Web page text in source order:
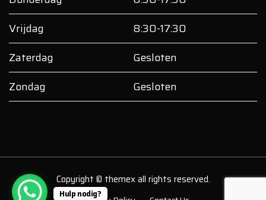
Vrijdag
8:30-17:30
Zaterdag
Gesloten
Zondag
Gesloten
Copyright © themex all rights reserved.
Hulp nodig?